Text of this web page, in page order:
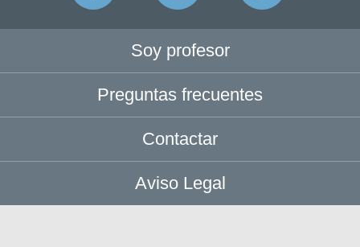
Soy profesor
Preguntas frecuentes
Contactar
Aviso Legal